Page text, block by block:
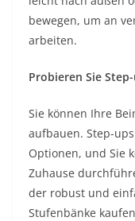
bewegen, um an
arbeiten.
Probieren Sie
Sie können Ihre
aufbauen. Step-
Optionen, und Sie
Zuhause
der robust und
Stufenbänke